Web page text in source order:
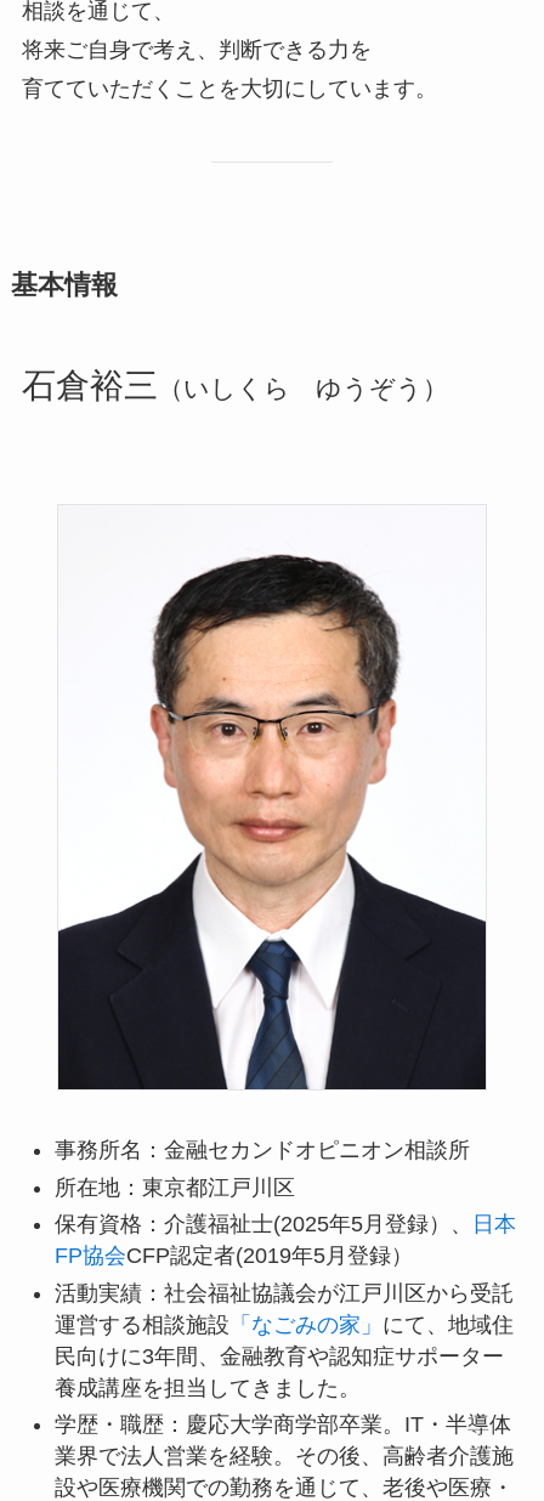
相談を通じて、
将来ご自身で考え、判断できる力を
育てていただくことを大切にしています。
基本情報
石倉裕三 （いしくら ゆうぞう）
事務所名：金融セカンドオピニオン相談所
所在地：東京都江戸川区
保有資格：介護福祉士(2025年5月登録）、
日本
FP協会CFP認定者(2019年5月登録）
活動実績：社会福祉協議会が江戸川区から受託
運営する相談施設 「なごみの家」 にて、地域住
民向けに3年間、金融教育や認知症サポーター
養成講座を担当してきました。
学歴・職歴：慶応大学商学部卒業。IT・半導体
業界で法人営業を経験。その後、高齢者介護施
設や医療機関での勤務を通じて、老後や医療・